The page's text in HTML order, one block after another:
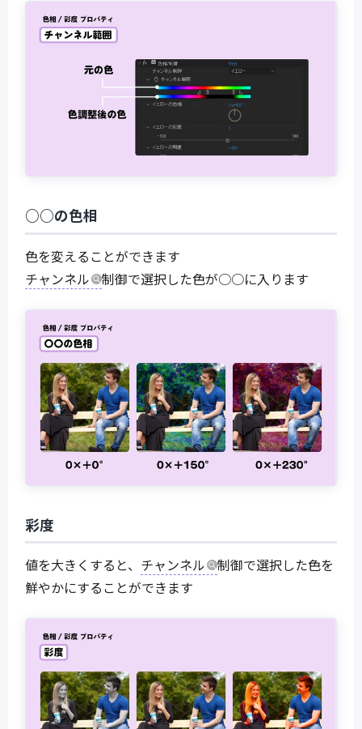
○○の色相
色を変えることができます
チャンネル
制御で選択した色が○○に入ります
彩度
値を大きくすると、 チャンネル
制御で選択した色を
鮮やかにすることができます